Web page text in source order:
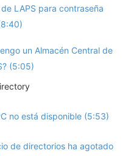
LAPS para contraseña
un Almacén Central de
(5:05)
no está disponible (5:53)
de directorios ha agotado